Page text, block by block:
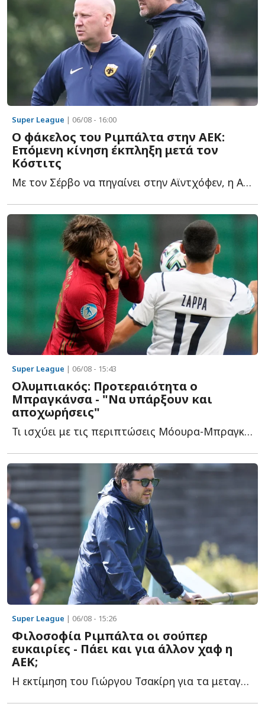
Super League | 06/08 - 16:00
O φάκελος του Ριμπάλτα στην ΑΕΚ:
Επόμενη κίνηση έκπληξη μετά τον
Κόστιτς
Με τον Σέρβο να πηγαίνει στην Αϊντχόφεν, η ΑΕΚ καλείται τ...
Super League | 06/08 - 15:43
Ολυμπιακός: Προτεραιότητα ο
Μπραγκάνσα - "Να υπάρξουν και
αποχωρήσεις"
Τι ισχύει με τις περιπτώσεις Μόουρα-Μπραγκάνσα, αποχωρήσεις κ...
Super League | 06/08 - 15:26
Φιλοσοφία Ριμπάλτα οι σούπερ
ευκαιρίες - Πάει και για άλλον χαφ η
ΑΕΚ;
Η εκτίμηση του Γιώργου Τσακίρη για τα μεταγραφικά της Έ...